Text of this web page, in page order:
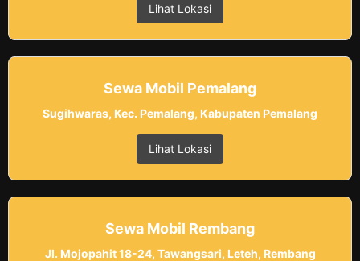
Lihat Lokasi
Sewa Mobil Pemalang
Sugihwaras, Kec. Pemalang, Kabupaten Pemalang
Lihat Lokasi
Sewa Mobil Rembang
Jl. Mojopahit 18-24, Tawangsari, Leteh, Rembang